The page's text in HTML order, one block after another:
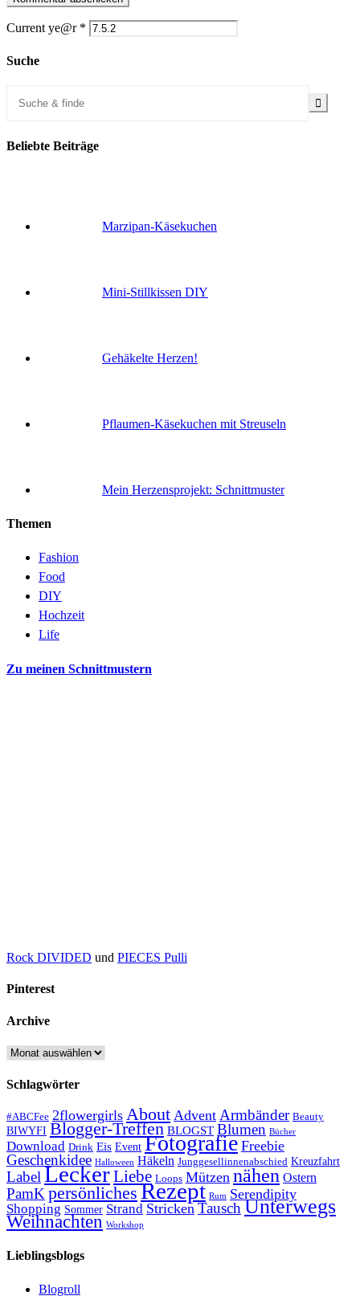
Current ye@r *
Suche
Beliebte Beiträge
Marzipan-Käsekuchen
Mini-Stillkissen DIY
Gehäkelte Herzen!
Pflaumen-Käsekuchen mit Streuseln
Mein Herzensprojekt: Schnittmuster
Themen
Fashion
Food
DIY
Hochzeit
Life
Zu meinen Schnittmustern
Rock DIVIDED und PIECES Pulli
Pinterest
Archive
Archive
Schlagwörter
#ABCFee 2flowergirls About Advent Armbänder Beauty
BIWYFI Blogger-Treffen BLOGST Blumen Bücher
Download Drink Eis Event Fotografie Freebie
Geschenkidee Halloween Häkeln Junggesellinnenabschied Kreuzfahrt
LabelLeckerLiebe Loops Mützen nähen Ostern
PamKpersönliches Rezept Rum Serendipity
Shopping Sommer Strand Stricken TauschUnterwegs
Weihnachten Workshop
Lieblingsblogs
Blogroll